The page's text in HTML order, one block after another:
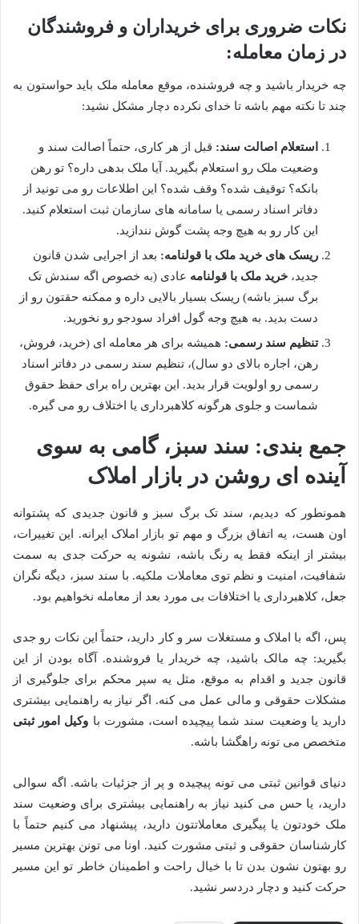
نکات ضروری برای خریداران و فروشندگان
در زمان معامله:
چه خریدار باشید و چه فروشنده، موقع معامله ملک باید حواستون به
چند تا نکته مهم باشه تا خدای نکرده دچار مشکل نشید:
استعلام اصالت سند: قبل از هر کاری، حتماً اصالت سند و
وضعیت ملک رو استعلام بگیرید. آیا ملک بدهی داره؟ تو رهن
بانکه؟ توقیف شده؟ وقف شده؟ این اطلاعات رو می تونید از
دفاتر اسناد رسمی یا سامانه های سازمان ثبت استعلام کنید.
این کار رو به هیچ وجه پشت گوش نندازید.
ریسک های خرید ملک با قولنامه: بعد از اجرایی شدن قانون
جدید، خرید ملک با قولنامه عادی (به خصوص اگه سندش تک
برگ سبز باشه) ریسک بسیار بالایی داره و ممکنه حقتون رو از
دست بدید. به هیچ وجه گول افراد سودجو رو نخورید.
تنظیم سند رسمی: همیشه برای هر معامله ای (خرید، فروش،
رهن، اجاره بالای دو سال)، تنظیم سند رسمی در دفاتر اسناد
رسمی رو اولویت قرار بدید. این بهترین راه برای حفظ حقوق
شماست و جلوی هرگونه کلاهبرداری یا اختلاف رو می گیره.
جمع بندی: سند سبز، گامی به سوی
آینده ای روشن در بازار املاک
همونطور که دیدیم، سند تک برگ سبز و قانون جدیدی که پشتوانه
اون هست، یه اتفاق بزرگ و مهم تو بازار املاک ایرانه. این تغییرات،
بیشتر از اینکه فقط یه رنگ باشه، نشونه یه حرکت جدی به سمت
شفافیت، امنیت و نظم توی معاملات ملکیه. با سند سبز، دیگه نگران
جعل، کلاهبرداری یا اختلافات بی مورد بعد از معامله نخواهیم بود.
پس، اگه با املاک و مستغلات سر و کار دارید، حتماً این نکات رو جدی
بگیرید: چه مالک باشید، چه خریدار یا فروشنده. آگاه بودن از این
قانون جدید و اقدام به موقع، مثل یه سپر محکم برای جلوگیری از
مشکلات حقوقی و مالی عمل می کنه. اگر نیاز به راهنمایی بیشتری
دارید یا وضعیت سند شما پیچیده است، مشورت با وکیل امور ثبتی
متخصص می تونه راهگشا باشه.
دنیای قوانین ثبتی می تونه پیچیده و پر از جزئیات باشه. اگه سوالی
دارید، یا حس می کنید نیاز به راهنمایی بیشتری برای وضعیت سند
ملک خودتون یا پیگیری معاملاتتون دارید، پیشنهاد می کنیم حتماً با
کارشناسان حقوقی و ثبتی مشورت کنید. اونا می تونن بهترین مسیر
رو بهتون نشون بدن تا با خیال راحت و اطمینان خاطر تو این مسیر
حرکت کنید و دچار دردسر نشید.